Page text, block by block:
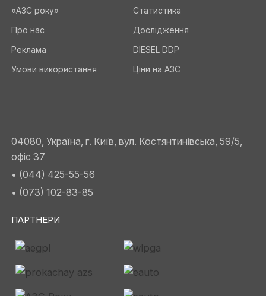
«АЗС року»
Про нас
Реклама
Умови використання
Статистика
Дослідження
DIESEL DDP
Ціни на АЗС
04080, Україна, г. Київ, вул. Костянтинівська, 59/5,
офіс 37
• (044) 425-55-56
• (073) 102-83-85
ПАРТНЕРИ